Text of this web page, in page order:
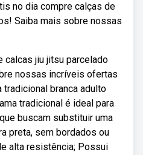
no dia compre calças de
Saiba mais sobre nossas
calcas jiu jitsu parcelado
nossas incríveis ofertas
tradicional branca adulto
tradicional é ideal para
buscam substituir uma
preta, sem bordados ou
alta resistência; Possui